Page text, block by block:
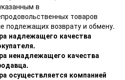
в
товаров
подлежащих возврату и обмену.
надлежащего качества
ненадлежащего качества
осуществляется компанией